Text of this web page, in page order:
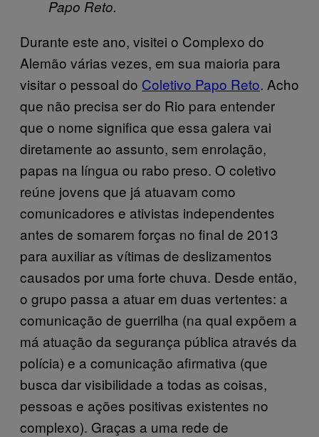
Papo Reto.
Durante este ano, visitei o Complexo do
Alemão várias vezes, em sua maioria para
visitar o pessoal do Coletivo Papo Reto. Acho
que não precisa ser do Rio para entender
que o nome significa que essa galera vai
diretamente ao assunto, sem enrolação,
papas na língua ou rabo preso. O coletivo
reúne jovens que já atuavam como
comunicadores e ativistas independentes
antes de somarem forças no final de 2013
para auxiliar as vítimas de deslizamentos
causados por uma forte chuva. Desde então,
o grupo passa a atuar em duas vertentes: a
comunicação de guerrilha (na qual expõem a
má atuação da segurança pública através da
polícia) e a comunicação afirmativa (que
busca dar visibilidade a todas as coisas,
pessoas e ações positivas existentes no
complexo). Graças a uma rede de